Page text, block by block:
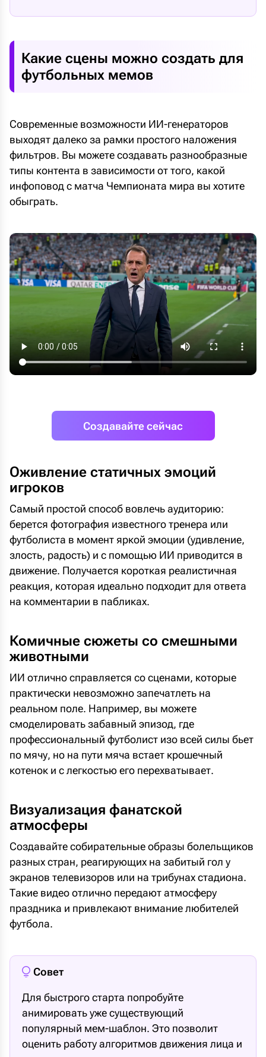
Какие сцены можно создать для
футбольных мемов
Современные возможности ИИ-генераторов
выходят далеко за рамки простого наложения
фильтров. Вы можете создавать разнообразные
типы контента в зависимости от того, какой
инфоповод с матча Чемпионата мира вы хотите
обыграть.
Создавайте сейчас
Оживление статичных эмоций
игроков
Самый простой способ вовлечь аудиторию:
берется фотография известного тренера или
футболиста в момент яркой эмоции (удивление,
злость, радость) и с помощью ИИ приводится в
движение. Получается короткая реалистичная
реакция, которая идеально подходит для ответа
на комментарии в пабликах.
Комичные сюжеты со смешными
животными
ИИ отлично справляется со сценами, которые
практически невозможно запечатлеть на
реальном поле. Например, вы можете
смоделировать забавный эпизод, где
профессиональный футболист изо всей силы бьет
по мячу, но на пути мяча встает крошечный
котенок и с легкостью его перехватывает.
Визуализация фанатской
атмосферы
Создавайте собирательные образы болельщиков
разных стран, реагирующих на забитый гол у
экранов телевизоров или на трибунах стадиона.
Такие видео отлично передают атмосферу
праздника и привлекают внимание любителей
футбола.
Совет
Для быстрого старта попробуйте
анимировать уже существующий
популярный мем-шаблон. Это позволит
оценить работу алгоритмов движения лица и